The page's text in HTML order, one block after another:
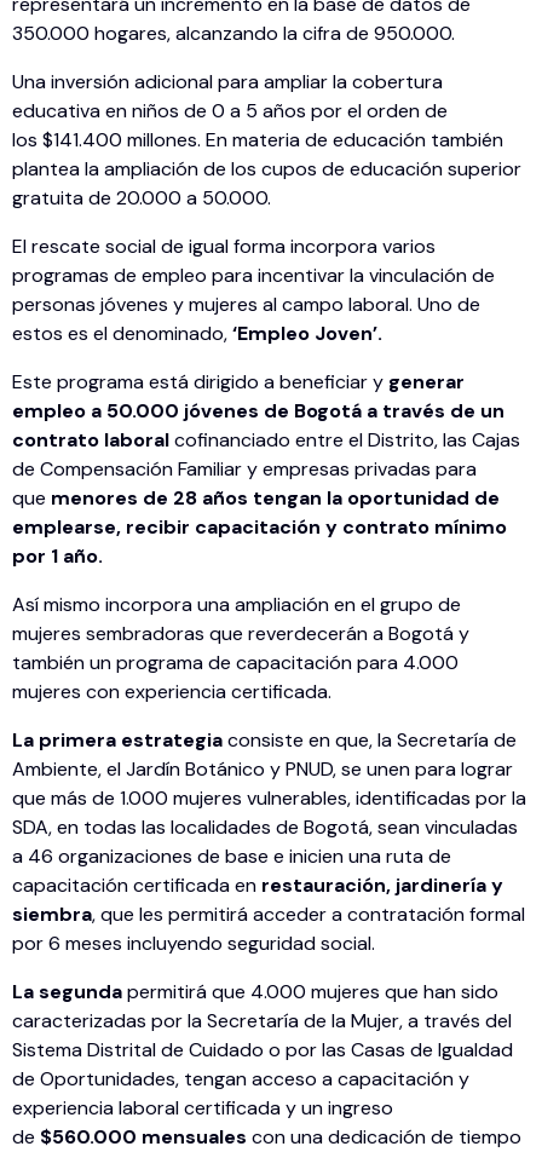
350.000 hogares, alcanzando la cifra de 950.000.
Una inversión adicional para ampliar la cobertura
educativa en niños de 0 a 5 años por el orden de
los $141.400 millones. En materia de educación también
plantea la ampliación de los cupos de educación superior
gratuita de 20.000 a 50.000.
El rescate social de igual forma incorpora varios
programas de empleo para incentivar la vinculación de
personas jóvenes y mujeres al campo laboral. Uno de
estos es el denominado,‘Empleo Joven’.
Este programa está dirigido a beneficiar y generar
empleo a 50.000 jóvenes de Bogotá a través de un
contrato laboralcofinanciado entre el Distrito, las Cajas
de Compensación Familiar y empresas privadas para
que menores de 28 años tengan la oportunidad de
emplearse, recibir capacitación y contrato mínimo
por 1 año.
Así mismo incorpora una ampliación en el grupo de
mujeres sembradoras que reverdecerán a Bogotá y
también un programa de capacitación para 4.000
mujeres con experiencia certificada.
La primera estrategiaconsiste en que, la Secretaría de
Ambiente, el Jardín Botánico y PNUD, se unen para lograr
que más de 1.000 mujeres vulnerables, identificadas por la
SDA, en todas las localidades de Bogotá, sean vinculadas
a 46 organizaciones de base e inicien una ruta de
capacitación certificada en restauración, jardinería y
siembra, que les permitirá acceder a contratación formal
por 6 meses incluyendo seguridad social.
La segundapermitirá que 4.000 mujeres que han sido
caracterizadas por la Secretaría de la Mujer, a través del
Sistema Distrital de Cuidado o por las Casas de Igualdad
de Oportunidades, tengan acceso a capacitación y
experiencia laboral certificada y un ingreso
de $560.000 mensuales con una dedicación de tiempo